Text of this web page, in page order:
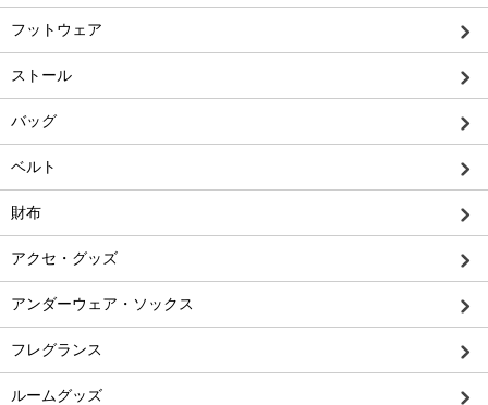
フットウェア
ストール
バッグ
ベルト
財布
アクセ・グッズ
アンダーウェア・ソックス
フレグランス
ルームグッズ